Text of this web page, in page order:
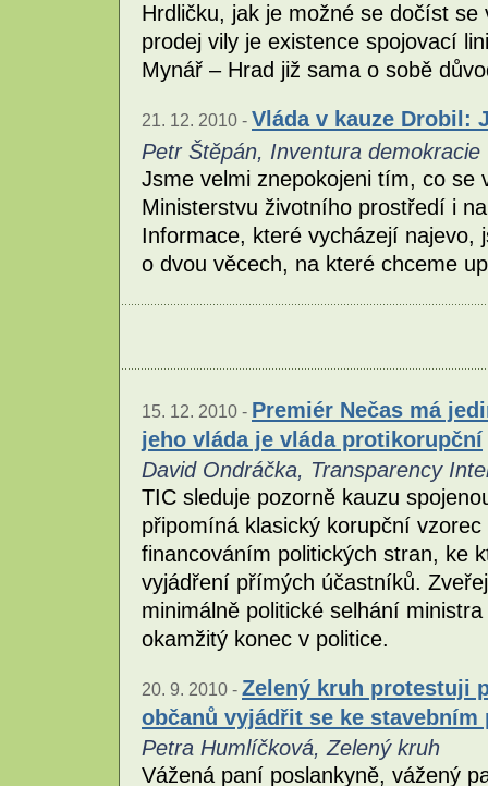
Hrdličku, jak je možné se dočíst
prodej vily je existence spojovací
Mynář – Hrad již sama o sobě
21. 12. 2010 - Vláda v kauze Drobil:
Petr Štěpán, Inventura demokracie
Jsme velmi znepokojeni tím, co se
Ministerstvu životního prostředí i
Informace, které vycházejí najevo,
o dvou věcech, na které chceme
15. 12. 2010 - Premiér Nečas má
jeho vláda je vláda protikorupční
David Ondráčka, Transparency
TIC sleduje pozorně kauzu
připomíná klasický korupční
financováním politických stran, ke
vyjádření přímých účastníků.
minimálně politické selhání
okamžitý konec v politice.
20. 9. 2010 - Zelený kruh protestuji
občanů vyjádřit se ke stavebním
Petra Humlíčková, Zelený kruh
Vážená paní poslankyně, vážený